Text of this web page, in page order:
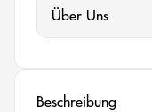
Über Uns
Beschreibung